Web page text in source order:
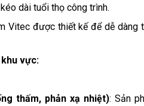
dài tuổi thọ công trình.
Vitec được thiết kế để dễ dàng
vực:
thấm, phản xạ nhiệt): Sản